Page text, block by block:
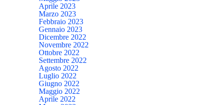
Aprile 2023
Marzo 2023
Febbraio 2023
Gennaio 2023
Dicembre 2022
Novembre 2022
Ottobre 2022
Settembre 2022
Agosto 2022
Luglio 2022
Giugno 2022
Maggio 2022
Aprile 2022